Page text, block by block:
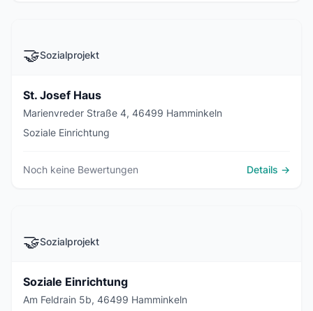
🤝Sozialprojekt
St. Josef Haus
Marienvreder Straße 4, 46499 Hamminkeln
Soziale Einrichtung
Noch keine Bewertungen Details →
🤝Sozialprojekt
Soziale Einrichtung
Am Feldrain 5b, 46499 Hamminkeln